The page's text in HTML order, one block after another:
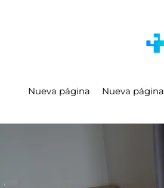
Nueva página Nueva página